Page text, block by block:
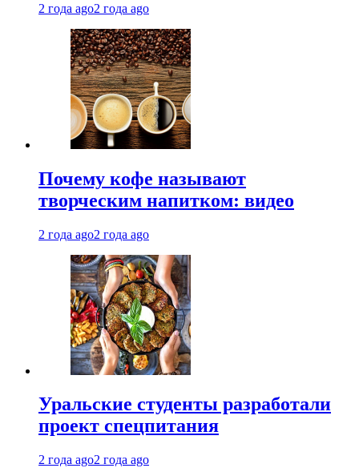
2 года ago2 года ago
Почему кофе называют
творческим напитком: видео
2 года ago2 года ago
Уральские студенты разработали
проект спецпитания
2 года ago2 года ago